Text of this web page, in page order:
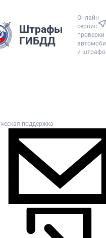
Штрафы
ГИБДД
Онлайн
сервис
проверки
и
поддержка